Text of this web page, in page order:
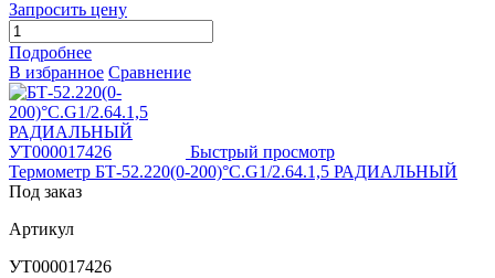
Запросить цену
Подробнее
В избранное Сравнение
Быстрый просмотр
Термометр БТ-52.220(0-200)°С.G1/2.64.1,5 РАДИАЛЬНЫЙ
Под заказ
Артикул
УТ000017426